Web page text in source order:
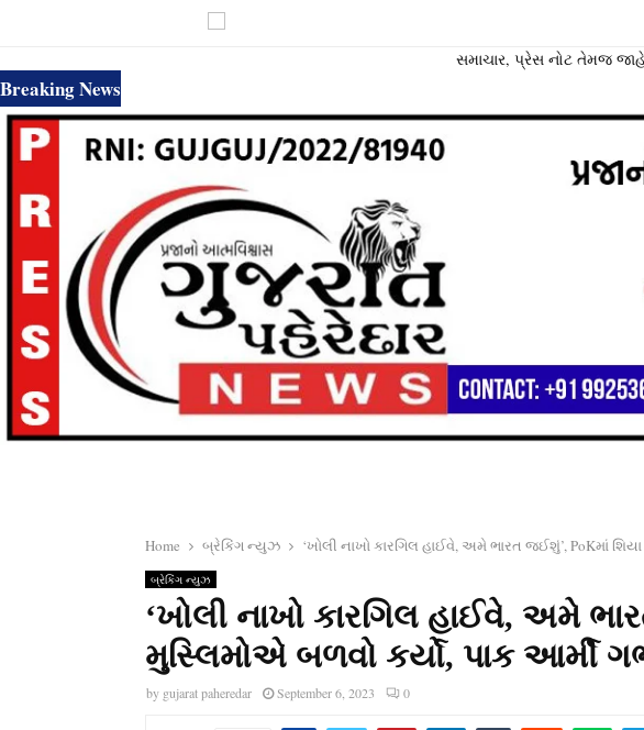
સમાચાર, પ્રેસ નોટ તેમજ
Breaking News ⇝
Home બ્રેકિંગ ન્યુઝ ‘ખોલી નાખો કારગિલ હાઈવે, અમે ભારત જઈશું’, PoKમાં
બ્રેકિંગ ન્યુઝ
‘ખોલી નાખો કારગિલ હાઈવે, અમે
મુસ્લિમોએ બળવો કર્યો, પાક આર્મી
by gujarat paheredar September 6, 2023 0